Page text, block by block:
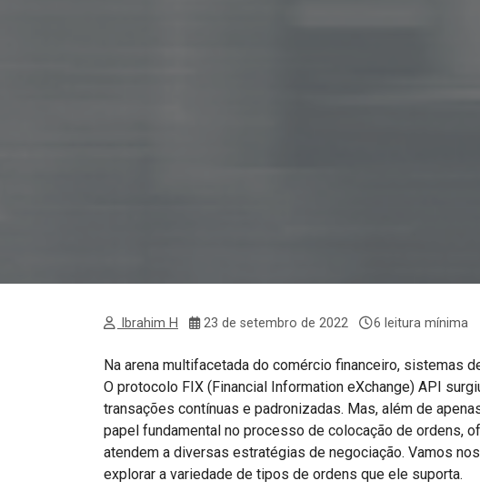
Ibrahim H 23 de setembro de 2022 6 leitura mínima
Na arena multifacetada do comércio financeiro, sistemas
O protocolo FIX (Financial Information eXchange) API
transações contínuas e padronizadas. Mas, além de
papel fundamental no processo de colocação de ordens,
atendem a diversas estratégias de negociação. Vamos
explorar a variedade de tipos de ordens que ele suporta.